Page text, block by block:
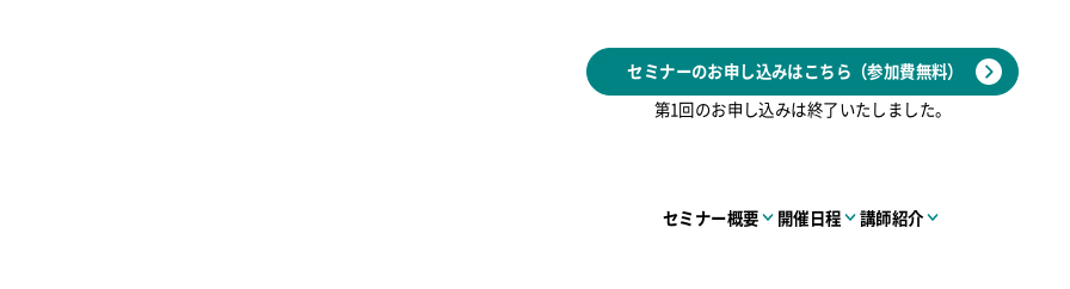
セミナーのお申し込みはこちら（参加費無料）
第1回のお申し込みは終了いたしました。
セミナー概要 開催日程 講師紹介